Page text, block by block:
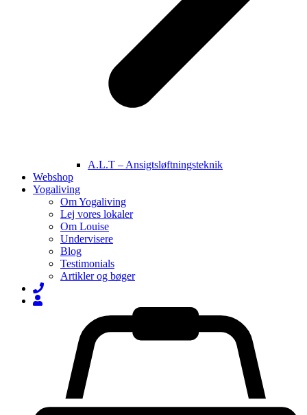
A.L.T – Ansigtsløftningsteknik
Webshop
Yogaliving
Om Yogaliving
Lej vores lokaler
Om Louise
Undervisere
Blog
Testimonials
Artikler og bøger